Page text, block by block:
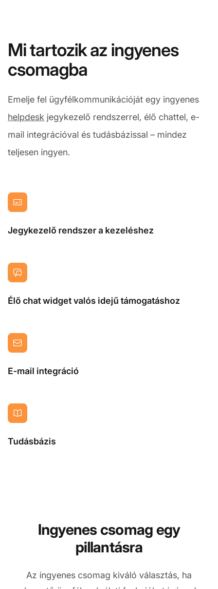
Mi tartozik az ingyenes
csomagba
Emelje fel ügyfélkommunikációját egy ingyenes
helpdesk jegykezelő rendszerrel, élő chattel, e-
mail integrációval és tudásbázissal – mindez
teljesen ingyen.
Jegykezelő rendszer a kezeléshez
Élő chat widget valós idejű támogatáshoz
E-mail integráció
Tudásbázis
Ingyenes csomag egy
pillantásra
Az ingyenes csomag kiváló választás, ha